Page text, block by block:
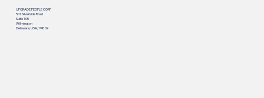
UPGRADE PEOPLE CORP
501 Silverside Road
Suite 105
Wilmington
Delaware, USA, 19809